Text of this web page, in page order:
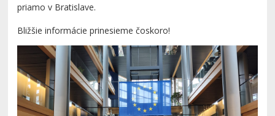
priamo v Bratislave.
Bližšie informácie prinesieme čoskoro!